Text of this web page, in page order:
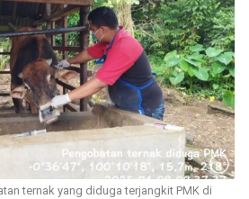
ternak yang diduga terjangkit PMK di